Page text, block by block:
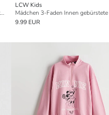
Mädchen Elastischer Bund Jogger-Sweatpants
LCW Kids
9.99 EUR